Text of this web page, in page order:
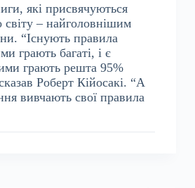
які присвячуються
світу – найголовнішим
“Існують правила
грають багаті, і є
грають решта 95%
Роберт Кійосакі. “А
вивчають свої правила